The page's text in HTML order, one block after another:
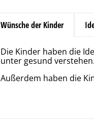
Wünsche der Kinder
Die Kinder haben die
unter gesund verstehen.
Außerdem haben die